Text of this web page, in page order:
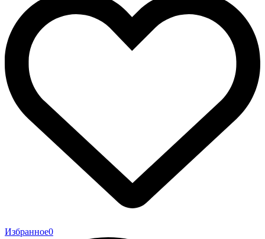
Избранное0